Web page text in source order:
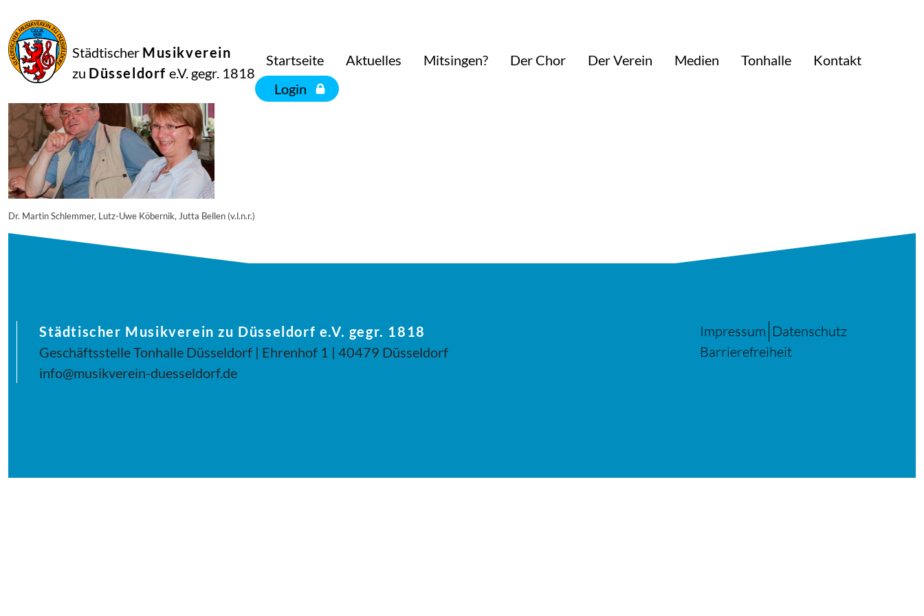
Städtischer Musikverein
zu Düsseldorf e.V. gegr. 1818
Startseite Aktuelles Mitsingen? Der Chor Der Verein Medien Tonhalle
Kontakt
Login
September
2014
Manfred Hill
11691
Dr. Martin Schlemmer, Lutz-Uwe Köbernik, Jutta Bellen (v.l.n.r.)
Städtischer Musikverein zu Düsseldorf e.V. gegr. 1818
Geschäftsstelle Tonhalle Düsseldorf | Ehrenhof 1 | 40479 Düsseldorf
info@musikverein-duesseldorf.de
Impressum Datenschutz
Barrierefreiheit